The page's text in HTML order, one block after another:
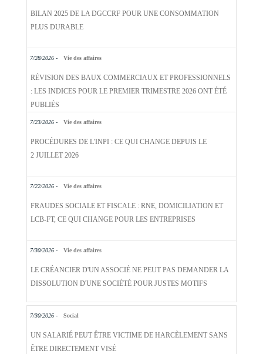
BILAN 2025 DE LA DGCCRF POUR UNE CONSOMMATION
PLUS DURABLE
7/28/2026 - Vie des affaires
RÉVISION DES BAUX COMMERCIAUX ET PROFESSIONNELS
: LES INDICES POUR LE PREMIER TRIMESTRE 2026 ONT ÉTÉ
PUBLIÉS
7/23/2026 - Vie des affaires
PROCÉDURES DE L'INPI : CE QUI CHANGE DEPUIS LE
2 JUILLET 2026
7/22/2026 - Vie des affaires
FRAUDES SOCIALE ET FISCALE : RNE, DOMICILIATION ET
LCB-FT, CE QUI CHANGE POUR LES ENTREPRISES
7/30/2026 - Vie des affaires
LE CRÉANCIER D'UN ASSOCIÉ NE PEUT PAS DEMANDER LA
DISSOLUTION D'UNE SOCIÉTÉ POUR JUSTES MOTIFS
7/30/2026 - Social
UN SALARIÉ PEUT ÊTRE VICTIME DE HARCÈLEMENT SANS
ÊTRE DIRECTEMENT VISÉ